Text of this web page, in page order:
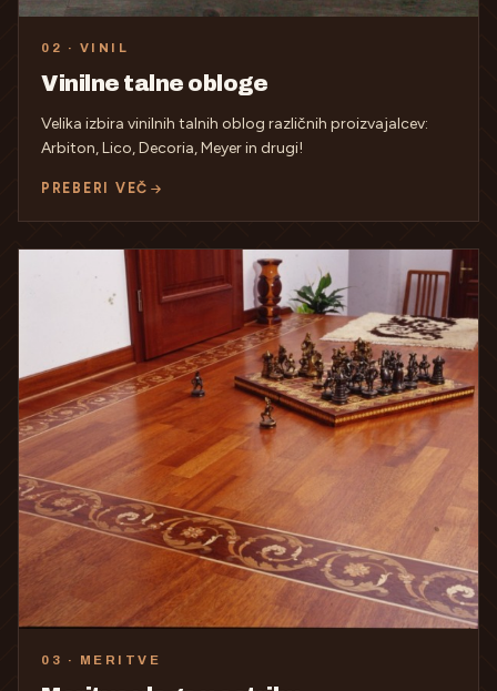
02 · VINIL
Vinilne talne obloge
Velika izbira vinilnih talnih oblog različnih proizvajalcev:
Arbiton, Lico, Decoria, Meyer in drugi!
PREBERI VEČ
03 · MERITVE